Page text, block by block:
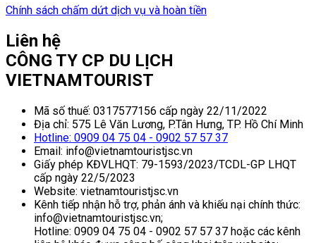
Chính sách chấm dứt dịch vụ và hoàn tiền
Liên hệ
CÔNG TY CP DU LỊCH
VIETNAMTOURIST
Mã số thuế: 0317577156 cấp ngày 22/11/2022
Địa chỉ: 575 Lê Văn Lương, P.Tân Hưng, TP. Hồ Chí Minh
Hotline: 0909 04 75 04 - 0902 57 57 37
Email: info@vietnamtouristjsc.vn
Giấy phép KĐVLHQT: 79-1593/2023/TCDL-GP LHQT
cấp ngày 22/5/2023
Website: vietnamtouristjsc.vn
Kênh tiếp nhận hỗ trợ, phản ánh và khiếu nại chính thức:
info@vietnamtouristjsc.vn;
Hotline: 0909 04 75 04 - 0902 57 57 37 hoặc các kênh